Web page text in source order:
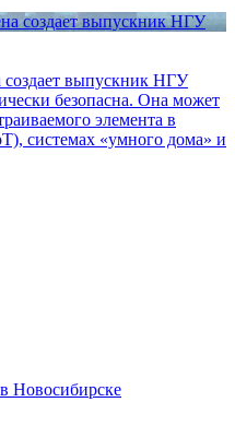
создает выпускник НГУ
безопасна. Она может
элемента в
системах «умного дома» и
Новосибирске